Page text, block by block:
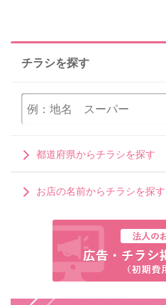
チラシを探す
都道府県からチラシを探す
お店の名前からチラシを探す